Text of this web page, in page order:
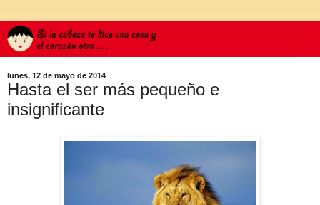
lunes, 12 de mayo de 2014
Hasta el ser más pequeño e
insignificante